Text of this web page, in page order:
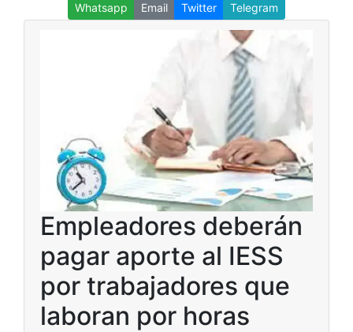
Whatsapp Email Twitter Telegram
Empleadores deberán
pagar aporte al IESS
por trabajadores que
laboran por horas